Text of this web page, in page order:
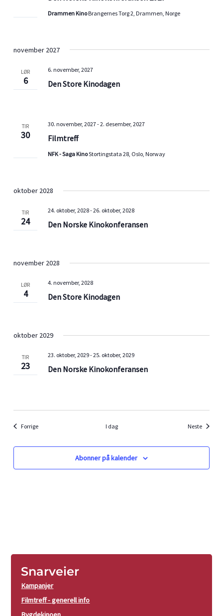
Drammen KinoBrangernes Torg 2, Drammen, Norge
november 2027
LØR
6 Den Store Kinodagen
6. november, 2027
TIR
30 Filmtreff
30. november, 2027-2. desember, 2027
NFK - Saga KinoStortingstata 28, Oslo, Norway
oktober 2028
TIR
24 Den Norske Kinokonferansen
24. oktober, 2028-26. oktober, 2028
november 2028
LØR
4 Den Store Kinodagen
4. november, 2028
oktober 2029
TIR
23 Den Norske Kinokonferansen
23. oktober, 2029-25. oktober, 2029
ForrigeArrangementer I dag Neste
Abonner på kalender
Snarveier
Kampanjer
Filmtreff - generell info